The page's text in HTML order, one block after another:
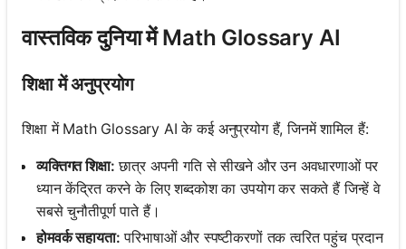
वास्तविक दुनिया में Math Glossary AI
शिक्षा में अनुप्रयोग
शिक्षा में Math Glossary AI के कई अनुप्रयोग हैं, जिनमें शामिल हैं:
व्यक्तिगत शिक्षा: छात्र अपनी गति से सीखने और उन अवधारणाओं पर
ध्यान केंद्रित करने के लिए शब्दकोश का उपयोग कर सकते हैं जिन्हें वे
सबसे चुनौतीपूर्ण पाते हैं।
होमवर्क सहायता: परिभाषाओं और स्पष्टीकरणों तक त्वरित पहुंच प्रदान